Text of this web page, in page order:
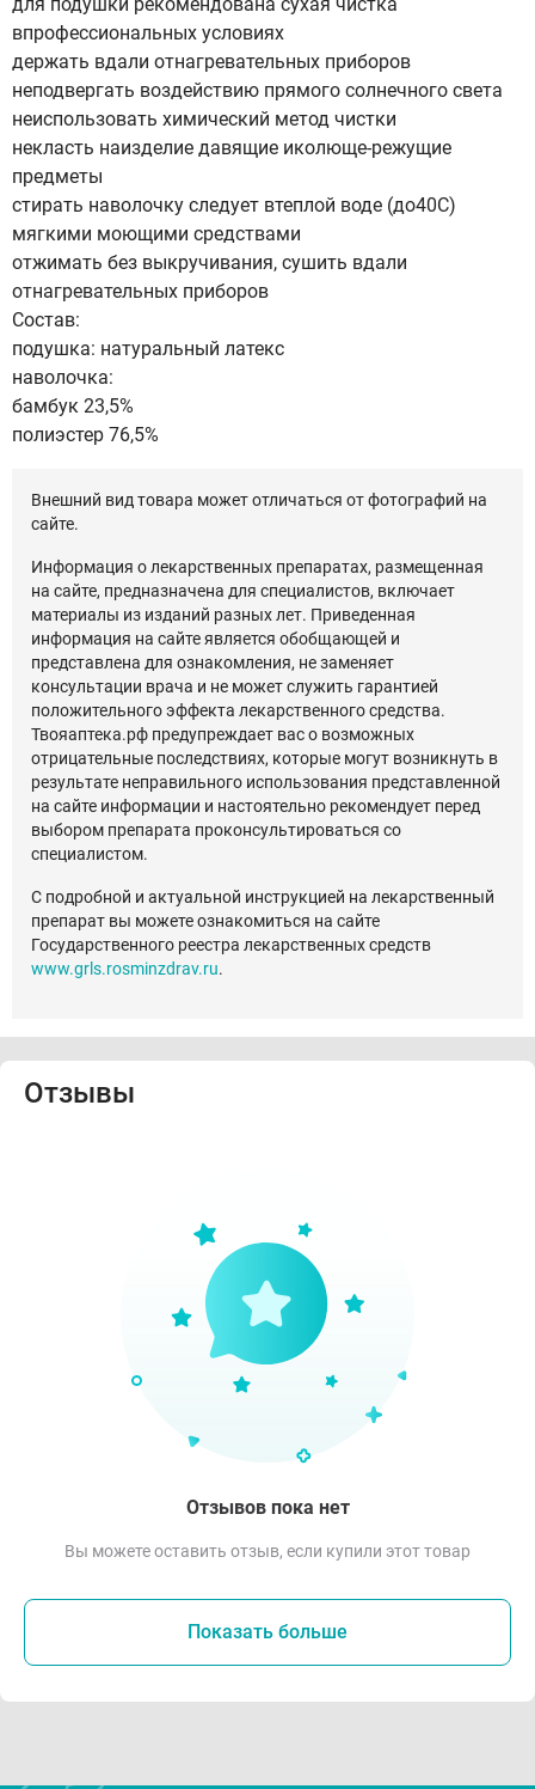
впрофессиональных условиях
держать вдали отнагревательных приборов
неподвергать воздействию прямого солнечного света
неиспользовать химический метод чистки
некласть наизделие давящие иколюще-режущие
предметы
стирать наволочку следует втеплой воде (до40С)
мягкими моющими средствами
отжимать без выкручивания, сушить вдали
отнагревательных приборов
Состав:
подушка: натуральный латекс
наволочка:
бамбук 23,5%
полиэстер 76,5%
Внешний вид товара может отличаться от фотографий на
сайте.
Информация о лекарственных препаратах, размещенная
на сайте, предназначена для специалистов, включает
материалы из изданий разных лет. Приведенная
информация на сайте является обобщающей и
представлена для ознакомления, не заменяет
консультации врача и не может служить гарантией
положительного эффекта лекарственного средства.
Твояаптека.рф предупреждает вас о возможных
отрицательные последствиях, которые могут возникнуть в
результате неправильного использования представленной
на сайте информации и настоятельно рекомендует перед
выбором препарата проконсультироваться со
специалистом.
С подробной и актуальной инструкцией на лекарственный
препарат вы можете ознакомиться на сайте
Государственного реестра лекарственных средств
www.grls.rosminzdrav.ru.
Отзывы
Отзывов пока нет
Вы можете оставить отзыв, если купили этот товар
Показать больше